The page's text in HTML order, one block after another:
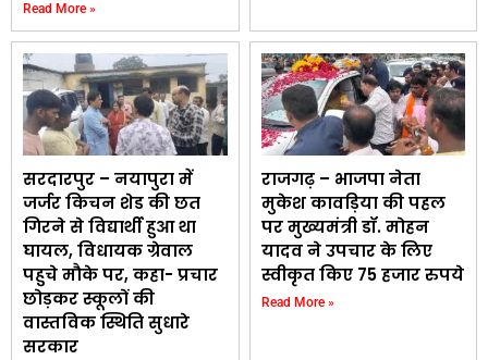
Read More »
सरदारपुर – नयापुरा में
जर्जर किचन शेड की छत
गिरने से विद्यार्थी हुआ था
घायल, विधायक ग्रेवाल
पहुचे मौके पर, कहा- प्रचार
छोड़कर स्कूलों की
वास्तविक स्थिति सुधारे
सरकार
राजगढ़ – भाजपा नेता
मुकेश कावड़िया की पहल
पर मुख्यमंत्री डॉ. मोहन
यादव ने उपचार के लिए
स्वीकृत किए 75 हजार रुपये
Read More »